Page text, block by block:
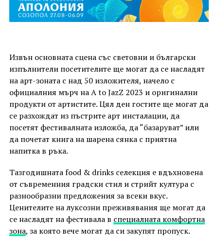
Извън основната сцена със световни и български
изпълнители посетителите ще могат да се насладят
на арт-зоната с над 50 изложителя, начело с
официалния мърч на A to JazZ 2023 и оригинални
продукти от артистите. Цял ден гостите ще могат да
се разхождат из пъстрите арт инсталации, да
посетят фестивалната изложба, да “базаруват” или
да почетат книга на шарена сянка с приятна
напитка в ръка.
Тазгодишната food & drinks селекция е вдъхновена
от съвременния градски стил и стрийт култура с
разнообразни предложения за всеки вкус.
Ценителите на луксозни преживявания ще могат да
се насладят на фестивала в специалната комфортна
зона, за която вече могат да си закупят пропуск.